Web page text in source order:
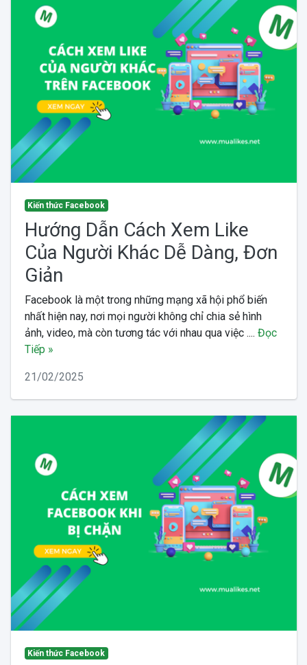
Kiến thức Facebook
Hướng Dẫn Cách Xem Like
Của Người Khác Dễ Dàng, Đơn
Giản
Facebook là một trong những mạng xã hội phổ biến
nhất hiện nay, nơi mọi người không chỉ chia sẻ hình
ảnh, video, mà còn tương tác với nhau qua việc .... Đọc
Tiếp »
21/02/2025
Kiến thức Facebook